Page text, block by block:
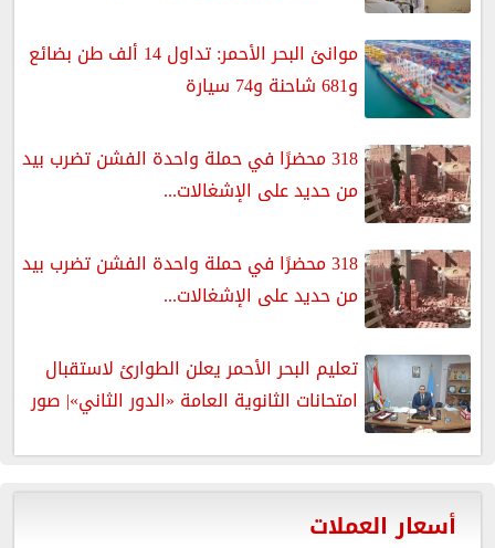
موانئ البحر الأحمر: تداول 14 ألف طن بضائع
و681 شاحنة و74 سيارة
318 محضرًا في حملة واحدة الفشن تضرب بيد
من حديد على الإشغالات...
318 محضرًا في حملة واحدة الفشن تضرب بيد
من حديد على الإشغالات...
تعليم البحر الأحمر يعلن الطوارئ لاستقبال
امتحانات الثانوية العامة «الدور الثاني»| صور
أسعار العملات